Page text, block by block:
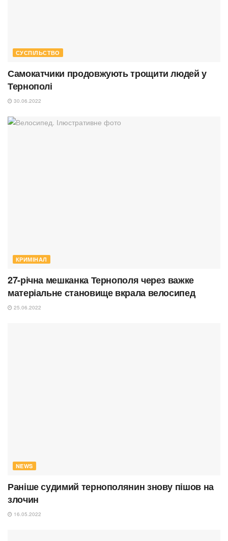
СУСПІЛЬСТВО
Самокатчики продовжують трощити людей у
Тернополі
30.06.2022
КРИМІНАЛ
27-річна мешканка Тернополя через важке
матеріальне становище вкрала велосипед
25.06.2022
NEWS
Раніше судимий тернополянин знову пішов на
злочин
16.05.2022